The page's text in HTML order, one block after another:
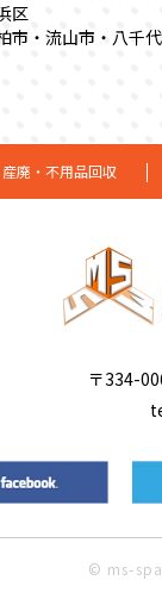
区
市・流山市・八千
産廃・不用品回収
〒334-
© ms-